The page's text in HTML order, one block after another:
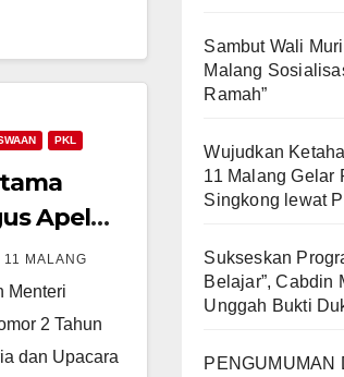
PKL
Apel
11 MALANG
Menteri
2 Tahun
dan Upacara
Sambut Wali
Malang
Ramah”
Wujudkan
11 Malang Gelar
Singkong lewat
Sukseskan
Belajar”, Cabdin
Unggah Bukti
PENGUMUMAN